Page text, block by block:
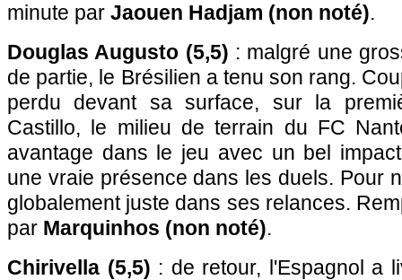
minute par Jaouen Hadjam (non noté).
Douglas Augusto (5,5) : malgré une
de partie, le Brésilien a tenu son rang.
perdu devant sa surface, sur la
Castillo, le milieu de terrain du FC
avantage dans le jeu avec un bel
une vraie présence dans les duels. Pour
globalement juste dans ses relances.
par Marquinhos (non noté).
Chirivella (5,5) : de retour, l'Espagnol a